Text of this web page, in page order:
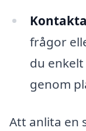
frågor
du
genom
Att anlita en